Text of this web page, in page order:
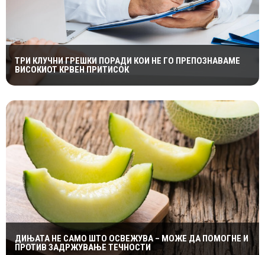
ТРИ КЛУЧНИ ГРЕШКИ ПОРАДИ КОИ НЕ ГО ПРЕПОЗНАВАМЕ
ВИСОКИОТ КРВЕН ПРИТИСОК
ДИЊАТА НЕ САМО ШТО ОСВЕЖУВА – МОЖЕ ДА ПОМОГНЕ И
ПРОТИВ ЗАДРЖУВАЊЕ ТЕЧНОСТИ